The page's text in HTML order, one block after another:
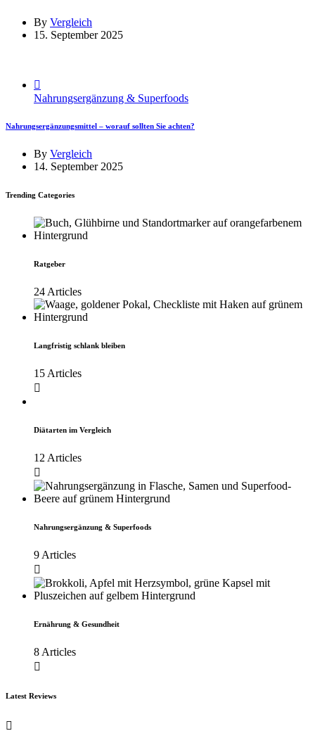
By Vergleich
15. September 2025
Nahrungsergänzung & Superfoods
Nahrungsergänzungsmittel – worauf sollten Sie achten?
By Vergleich
14. September 2025
Trending Categories
Ratgeber
24 Articles
Langfristig schlank bleiben
15 Articles
Diätarten im Vergleich
12 Articles
Nahrungsergänzung & Superfoods
9 Articles
Ernährung & Gesundheit
8 Articles
Latest Reviews